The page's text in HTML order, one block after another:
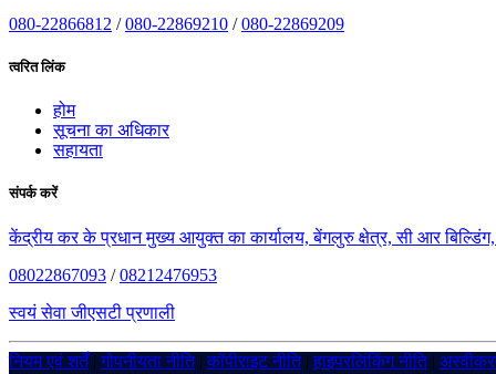
080-22866812 /080-22869210 /080-22869209
त्वरित लिंक
होम
सूचना का अधिकार
सहायता
संपर्क करें
केंद्रीय कर के प्रधान मुख्य आयुक्त का कार्यालय, बेंगलुरु क्षेत्र, सी आर
08022867093 /08212476953
स्वयं सेवा जीएसटी प्रणाली
नियम एवं शर्तें|गोपनीयता नीति|कॉपीराइट नीति|हाइपरलिंकिंग नीति|